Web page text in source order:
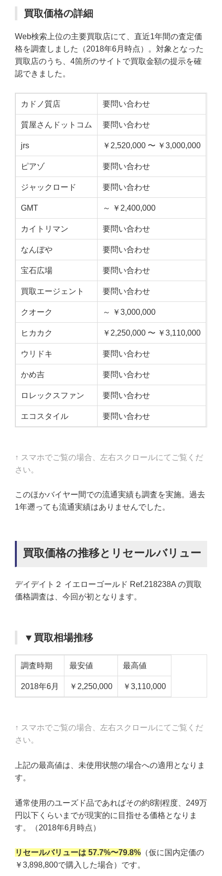
買取価格の詳細
Web検索上位の主要買取店にて、直近1年間の査定価
格を調査しました（2018年6月時点）。対象となった
買取店のうち、4箇所のサイトで買取金額の提示を確
認できました。
カドノ質店 要問い合わせ
質屋さんドットコム 要問い合わせ
jrs ￥2,520,000 〜 ￥3,000,000
ピアゾ 要問い合わせ
ジャックロード 要問い合わせ
GMT ～ ￥2,400,000
カイトリマン 要問い合わせ
なんぼや 要問い合わせ
宝石広場 要問い合わせ
買取エージェント 要問い合わせ
クオーク ～ ￥3,000,000
ヒカカク ￥2,250,000 〜 ￥3,110,000
ウリドキ 要問い合わせ
かめ吉 要問い合わせ
ロレックスファン 要問い合わせ
エコスタイル 要問い合わせ
↑ スマホでご覧の場合、左右スクロールにてご覧くだ
さい。
このほかバイヤー間での流通実績も調査を実施。過去
1年遡っても流通実績はありませんでした。
買取価格の推移とリセールバリュー
デイデイト２ イエローゴールド Ref.218238A の買取
価格調査は、今回が初となります。
▼買取相場推移
調査時期 最安値 最高値
2018年6月 ￥2,250,000 ￥3,110,000
↑ スマホでご覧の場合、左右スクロールにてご覧くだ
さい。
上記の最高値は、未使用状態の場合への適用となりま
す。
通常使用のユーズド品であればその約8割程度、249万
円以下くらいまでが現実的に目指せる価格となりま
す。（2018年6月時点）
リセールバリューは 57.7%〜79.8% （仮に国内定価の
￥3,898,800で購入した場合）です。